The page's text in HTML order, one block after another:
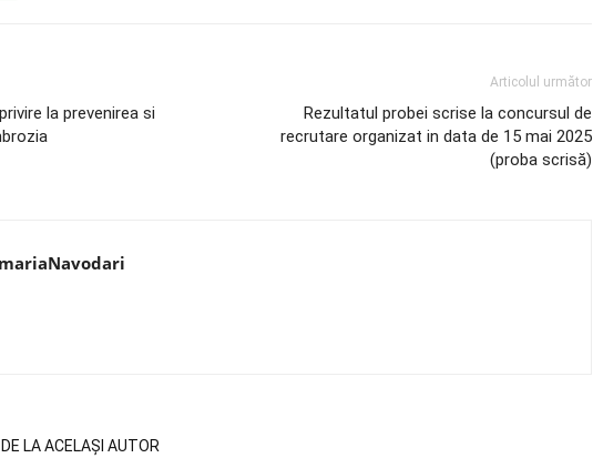
la prevenirea si
Articolul următor
Rezultatul probei scrise la concursul de
recrutare organizat in data de 15 mai 2025
(proba scrisă)
DE LA ACELAȘI AUTOR